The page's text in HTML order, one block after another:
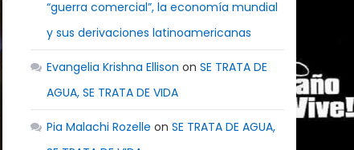
“guerra comercial”, la economía mundial
y sus derivaciones latinoamericanas
Evangelia Krishna Ellison onSE TRATA DE
AGUA, SE TRATA DE VIDA
Pia Malachi Rozelle onSE TRATA DE AGUA,